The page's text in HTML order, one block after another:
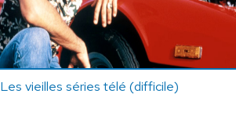
Les vieilles séries télé (difficile)